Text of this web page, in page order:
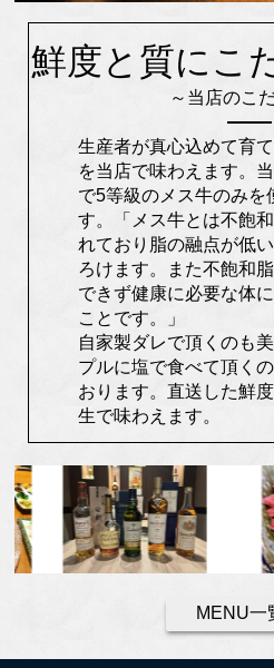
鮮度と質にこ
～当店のこ
生産者が真心込めて育
を当店で味わえます。
で5等級のメス牛のみを
す。「メス牛とは不飽
れており脂の融点が低
ろけます。また不飽和
できず健康に必要な体
ことです。」
自家製ダレで頂くのも
プルに塩で食べて頂く
おります。直送した鮮
生で味わえます。
MENU一